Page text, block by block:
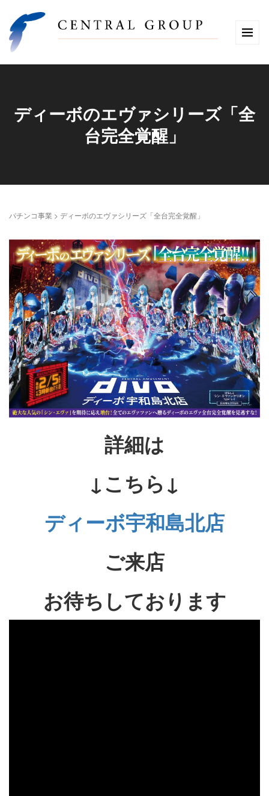
ディーボのエヴァシリーズ「全
台完全覚醒」
パチンコ事業 > ディーボのエヴァシリーズ「全台完全覚醒」
詳細は
↓こちら↓
ディーボ宇和島北店
ご来店
お待ちしております